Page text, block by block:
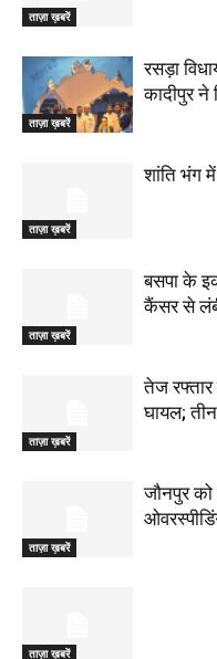
ताज़ा ख़बरें
ताज़ा ख़बरें
रसड़ा
कादीपुर ने
ताज़ा ख़बरें
शांति भंग
ताज़ा ख़बरें
बसपा के
कैंसर से
ताज़ा ख़बरें
तेज रफ्तार
घायल;
ताज़ा ख़बरें
जौनपुर
ताज़ा ख़बरें